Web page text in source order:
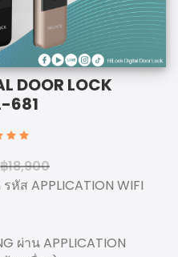
DOOR LOCK
681
฿18,900
ส APPLICATION WIFI
ผ่าน APPLICATION